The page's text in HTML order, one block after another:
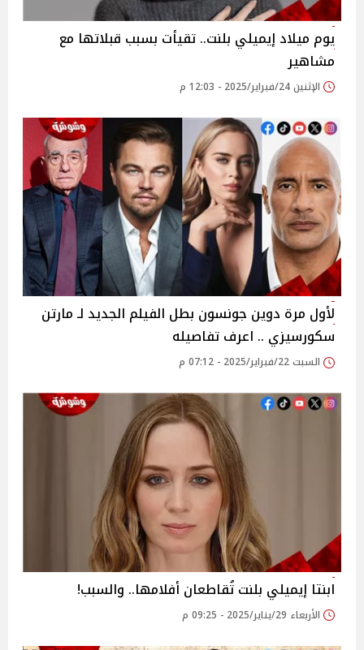
يوم ميلاد إيميلي بلنت.. تقيأت بسبب قبلاتها مع
مشاهير
الإثنين 24/فبراير/2025 - 12:03 م
لأول مرة دوين جونسون بطل الفيلم الجديد لـ مارتن
سكورسيزي .. اعرف تفاصيله
السبت 22/فبراير/2025 - 07:12 م
ابنتا إيميلي بلنت تُقاطعان أفلامها.. والسبب!
الأربعاء 29/يناير/2025 - 09:25 م